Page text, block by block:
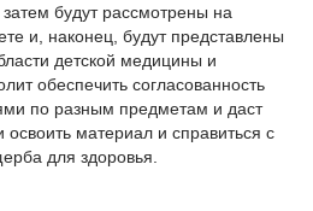
будут рассмотрены на
и, наконец, будут представлены
детской медицины и
обеспечить согласованность
по разным предметам и даст
материал и справиться с
для здоровья.